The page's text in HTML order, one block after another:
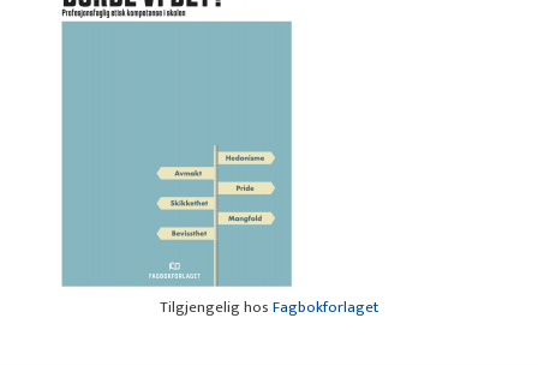
Tilgjengelig hosFagbokforlaget